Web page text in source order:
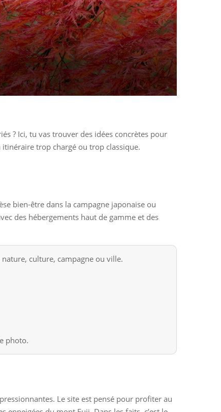
? Ici, tu vas trouver des idées concrètes pour
trop chargé ou trop classique.
bien-être dans la campagne japonaise ou
des hébergements haut de gamme et des
culture, campagne ou ville.
photo.
Le site est pensé pour profiter au